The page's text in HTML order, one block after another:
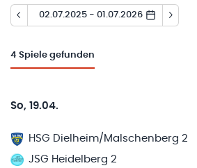
02.07.2025 - 01.07.2026
4 Spiele gefunden
So, 19.04.
HSG Dielheim/Malschenberg 2
JSG Heidelberg 2